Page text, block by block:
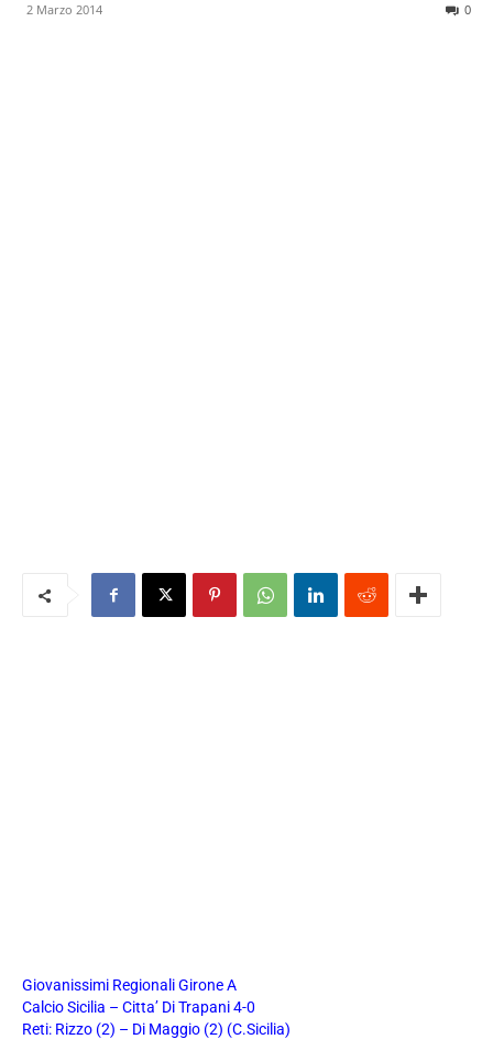
2 Marzo 2014 0
Giovanissimi Regionali Girone A
Calcio Sicilia – Citta’ Di Trapani 4-0
Reti: Rizzo (2) – Di Maggio (2) (C.Sicilia)